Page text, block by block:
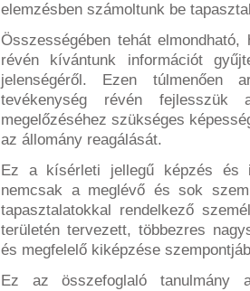
elemzésben számoltunk be
Összességében tehát
révén kívántunk információt
jelenségéről. Ezen túlmenően
tevékenység révén fejlesszük
megelőzéséhez szükséges
az állomány reagálását.
Ez a kísérleti jellegű képzés és
nemcsak a meglévő és sok
tapasztalatokkal rendelkező
területén tervezett, többezres
és megfelelő kiképzése
Ez az összefoglaló tanulmány